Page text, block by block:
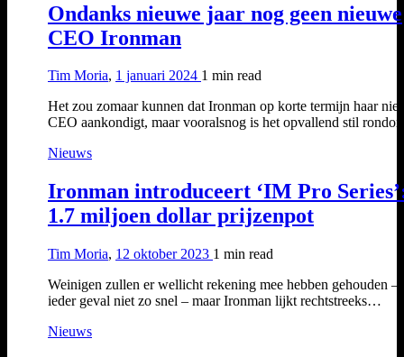
Ondanks nieuwe jaar nog geen nieuwe
CEO Ironman
Tim Moria, 1 januari 2024 1 min read
Het zou zomaar kunnen dat Ironman op korte termijn haar
CEO aankondigt, maar vooralsnog is het opvallend stil
Nieuws
Ironman introduceert ‘IM Pro
1.7 miljoen dollar prijzenpot
Tim Moria, 12 oktober 2023 1 min read
Weinigen zullen er wellicht rekening mee hebben gehouden –
ieder geval niet zo snel – maar Ironman lijkt rechtstreeks…
Nieuws